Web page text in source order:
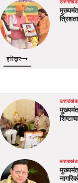
उत्तराखंड
हरिद्वार
उत्तराखंड
उत्तराखंड